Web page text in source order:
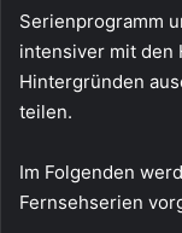
Serienprogramm
intensiver mit den
Hintergründen
teilen.
Im Folgenden
Fernsehserien